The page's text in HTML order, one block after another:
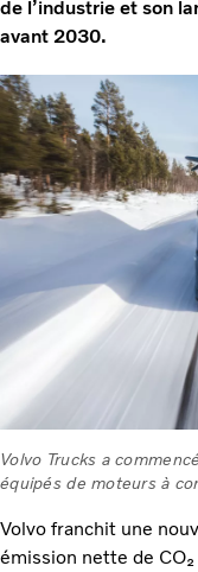
de l’industrie et son
avant 2030.
Volvo Trucks a
équipés de moteurs à
Volvo franchit une
émission nette de